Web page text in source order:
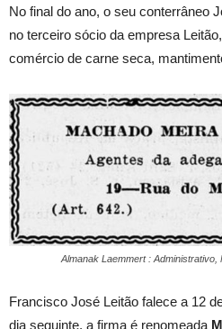
No final do ano, o seu conterrâneo
no terceiro sócio da empresa
comércio de carne seca,
Almanak Laemmert : Administrativo,
Francisco José Leitão falece a 12
dia seguinte, a firma é renomeada